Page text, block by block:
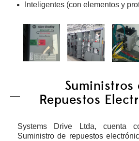
Inteligentes (con elementos y
Suministros
Repuestos
Systems Drive Ltda, cuenta
Suministro de repuestos